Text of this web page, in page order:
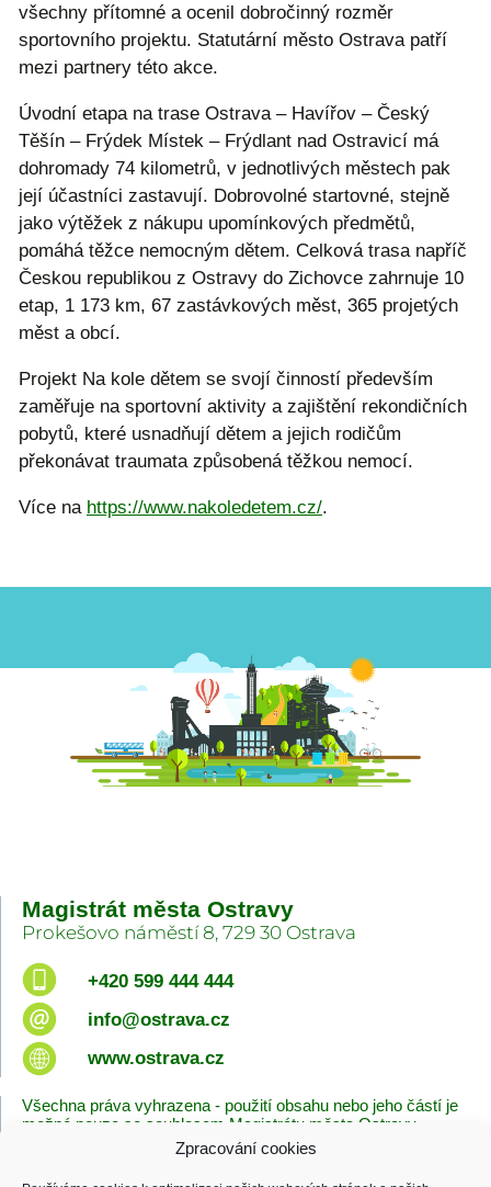
Zpracování cookies
všechny přítomné a ocenil dobročinný rozměr
sportovního projektu. Statutární město Ostrava patří
mezi partnery této akce.
Úvodní etapa na trase Ostrava – Havířov – Český
Těšín – Frýdek Místek – Frýdlant nad Ostravicí má
dohromady 74 kilometrů, v jednotlivých městech pak
její účastníci zastavují. Dobrovolné startovné, stejně
jako výtěžek z nákupu upomínkových předmětů,
pomáhá těžce nemocným dětem. Celková trasa napříč
Českou republikou z Ostravy do Zichovce zahrnuje 10
etap, 1 173 km, 67 zastávkových měst, 365 projetých
měst a obcí.
Projekt Na kole dětem se svojí činností především
zaměřuje na sportovní aktivity a zajištění rekondičních
pobytů, které usnadňují dětem a jejich rodičům
překonávat traumata způsobená těžkou nemocí.
Více na https://www.nakoledetem.cz/.
Magistrát města Ostravy
Prokešovo náměstí 8, 729 30 Ostrava
+420 599 444 444
info@ostrava.cz
www.ostrava.cz
Všechna práva vyhrazena - použití obsahu nebo jeho částí je
možné pouze se souhlasem Magistrátu města Ostravy.
Zásady cookies